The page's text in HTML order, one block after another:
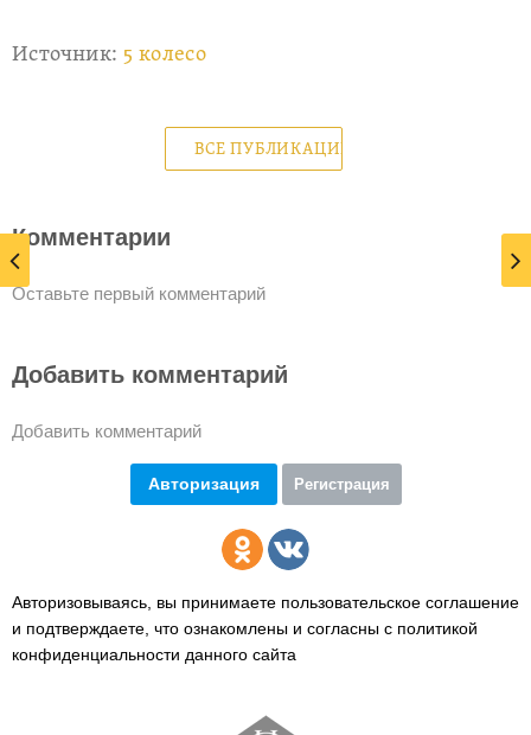
Источник: 5 колесо
ВСЕ ПУБЛИКАЦИИ
Комментарии
Оставьте первый комментарий
Добавить комментарий
Добавить комментарий
Авторизация Регистрация
Авторизовываясь, вы принимаете пользовательское соглашение
и подтверждаете, что ознакомлены и согласны с политикой
конфиденциальности данного сайта